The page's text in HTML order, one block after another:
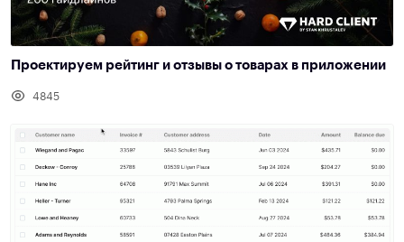
Проектируем рейтинг и отзывы о товарах в приложении
4845